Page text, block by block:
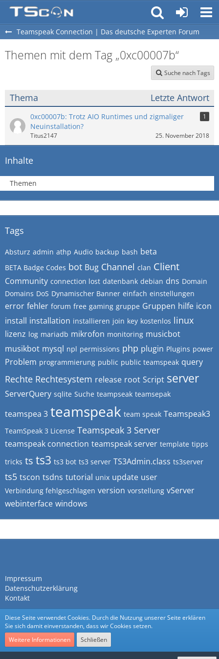
Teamspeak Connection | Das deutsche Experten Forum
Themen mit dem Tag „0xc00007b“
Suche nach Tags
Thema Letzte Antwort
0xc00007b: Trotz AIO Runtimes und zigmaliger
Neuinstallation?
1
Titus2147 25. November 2018
Inhalte
Themen
Tags
Absturz admin athp Audio backup bash beta
BETA Badge Codes bot Bug Channel clan Client
Community connection lost datenbank debian dns Domain
Domains DoS Dynamischer Banner einfach einstellungen
error fehler forum free gaming gruppe Gruppen hilfe icon
install installation installieren join key kostenlos linux
lizenz log mariadb mikrofon monitoring musicbot
musikbot mysql npl permissions php plugin Plugins power
Problem programmierung public public teamspeak query
Rechte Rechtesystem release root Script server
ServerQuery sqlite Suche teampseak teamsepak
teamspea 3 teamspeak team speak Teamspeak3
TeamSpeak 3 License Teamspeak 3 Server
teamspeak connection teamspeak server template tipps
tricks ts ts3 ts3 bot ts3 server TS3Admin.class ts3server
ts5 tscon tsdns tutorial unix update user
Verbindung fehlgeschlagen version vorstellung vServer
webinterface windows
Impressum
Datenschutzerklärung
Kontakt
Community-Software:WoltLab Suite™
Diese Seite verwendet Cookies. Durch die Nutzung unserer Seite erklären
Sie sich damit einverstanden, dass wir Cookies setzen.
Weitere Informationen
Schließen